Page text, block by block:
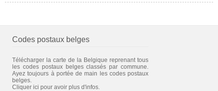
Codes postaux belges
Télécharger la carte de la Belgique reprenant tous
les codes postaux belges classés par commune.
Ayez toujours à portée de main les codes postaux
belges.
Cliquer ici pour avoir plus d'infos.